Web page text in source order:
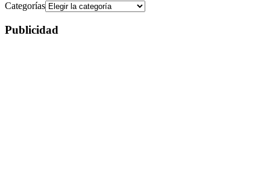
Categorías
Publicidad